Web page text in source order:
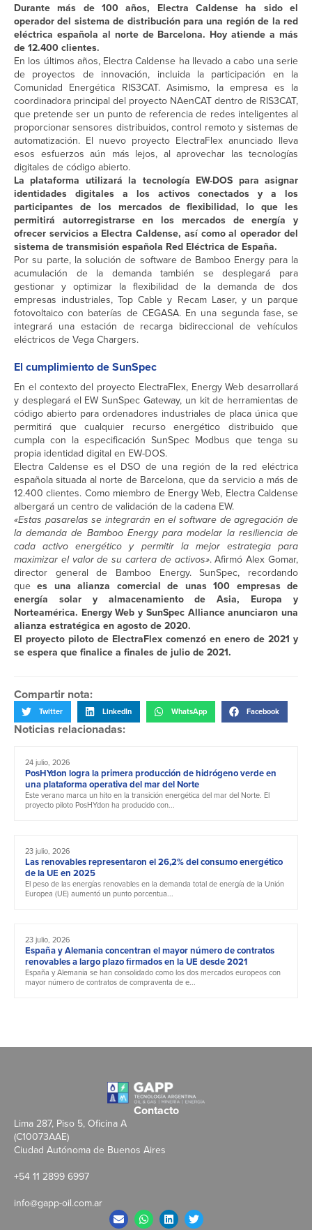
Durante más de 100 años, Electra Caldense ha sido el
operador del sistema de distribución para una región de la red
eléctrica española al norte de Barcelona. Hoy atiende a más
de 12.400 clientes.
En los últimos años, Electra Caldense ha llevado a cabo una serie
de proyectos de innovación, incluida la participación en la
Comunidad Energética RIS3CAT. Asimismo, la empresa es la
coordinadora principal del proyecto NAenCAT dentro de RIS3CAT,
que pretende ser un punto de referencia de redes inteligentes al
proporcionar sensores distribuidos, control remoto y sistemas de
automatización. El nuevo proyecto ElectraFlex anunciado lleva
esos esfuerzos aún más lejos, al aprovechar las tecnologías
digitales de código abierto.
La plataforma utilizará la tecnología EW-DOS para asignar
identidades digitales a los activos conectados y a los
participantes de los mercados de flexibilidad, lo que les
permitirá autorregistrarse en los mercados de energía y
ofrecer servicios a Electra Caldense, así como al operador del
sistema de transmisión española Red Eléctrica de España.
Por su parte, la solución de software de Bamboo Energy para la
acumulación de la demanda también se desplegará para
gestionar y optimizar la flexibilidad de la demanda de dos
empresas industriales, Top Cable y Recam Laser, y un parque
fotovoltaico con baterías de CEGASA. En una segunda fase, se
integrará una estación de recarga bidireccional de vehículos
eléctricos de Vega Chargers.
El cumplimiento de SunSpec
En el contexto del proyecto ElectraFlex, Energy Web desarrollará
y desplegará el EW SunSpec Gateway, un kit de herramientas de
código abierto para ordenadores industriales de placa única que
permitirá que cualquier recurso energético distribuido que
cumpla con la especificación SunSpec Modbus que tenga su
propia identidad digital en EW-DOS.
Electra Caldense es el DSO de una región de la red eléctrica
española situada al norte de Barcelona, que da servicio a más de
12.400 clientes. Como miembro de Energy Web, Electra Caldense
albergará un centro de validación de la cadena EW.
«Estas pasarelas se integrarán en el software de agregación de
la demanda de Bamboo Energy para modelar la resiliencia de
cada activo energético y permitir la mejor estrategia para
maximizar el valor de su cartera de activos». Afirmó Alex Gomar,
director general de Bamboo Energy. SunSpec, recordando
que es una alianza comercial de unas 100 empresas de
energía solar y almacenamiento de Asia, Europa y
Norteamérica. Energy Web y SunSpec Alliance anunciaron una
alianza estratégica en agosto de 2020.
El proyecto piloto de ElectraFlex comenzó en enero de 2021 y
se espera que finalice a finales de julio de 2021.
Compartir nota:
Twitter LinkedIn WhatsApp Facebook
Noticias relacionadas:
24 julio, 2026
PosHYdon logra la primera producción de hidrógeno verde en
una plataforma operativa del mar del Norte
Este verano marca un hito en la transición energética del mar del Norte. El
proyecto piloto PosHYdon ha producido con...
23 julio, 2026
Las renovables representaron el 26,2% del consumo energético
de la UE en 2025
El peso de las energías renovables en la demanda total de energía de la Unión
Europea (UE) aumentó un punto porcentua...
23 julio, 2026
España y Alemania concentran el mayor número de contratos
renovables a largo plazo firmados en la UE desde 2021
España y Alemania se han consolidado como los dos mercados europeos con
mayor número de contratos de compraventa de e...
Contacto
Lima 287, Piso 5, Oficina A
(C10073AAE)
Ciudad Autónoma de Buenos Aires
+54 11 2899 6997
info@gapp-oil.com.ar